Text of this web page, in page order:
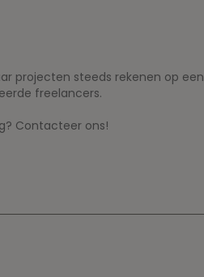
projecten steeds rekenen op een
freelancers.
Contacteer ons!